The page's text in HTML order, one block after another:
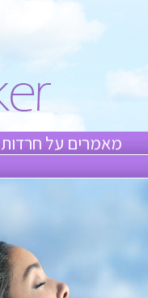
מאמרים על חרדות